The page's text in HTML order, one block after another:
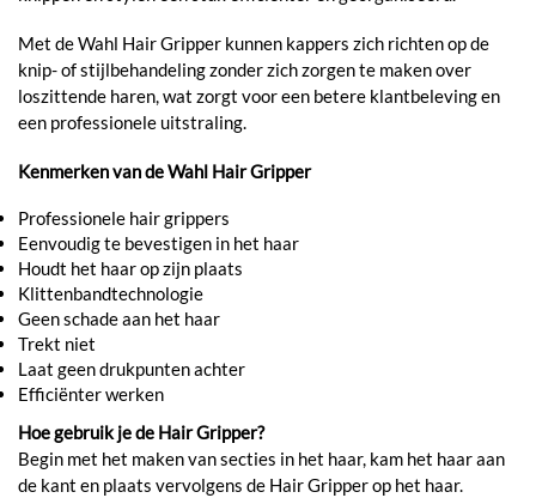
Met de Wahl Hair Gripper kunnen kappers zich richten op de
knip- of stijlbehandeling zonder zich zorgen te maken over
loszittende haren, wat zorgt voor een betere klantbeleving en
een professionele uitstraling.
Kenmerken van de Wahl Hair Gripper
Professionele hair grippers
Eenvoudig te bevestigen in het haar
Houdt het haar op zijn plaats
Klittenbandtechnologie
Geen schade aan het haar
Trekt niet
Laat geen drukpunten achter
Efficiënter werken
Hoe gebruik je de Hair Gripper?
Begin met het maken van secties in het haar, kam het haar aan
de kant en plaats vervolgens de Hair Gripper op het haar.